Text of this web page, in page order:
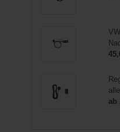
ab